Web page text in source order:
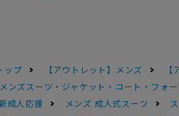
ップ 【アウトレット】メンズ
メンズスーツ・ジャケット・コート・フォ
成人応援 メンズ 成人式スーツ